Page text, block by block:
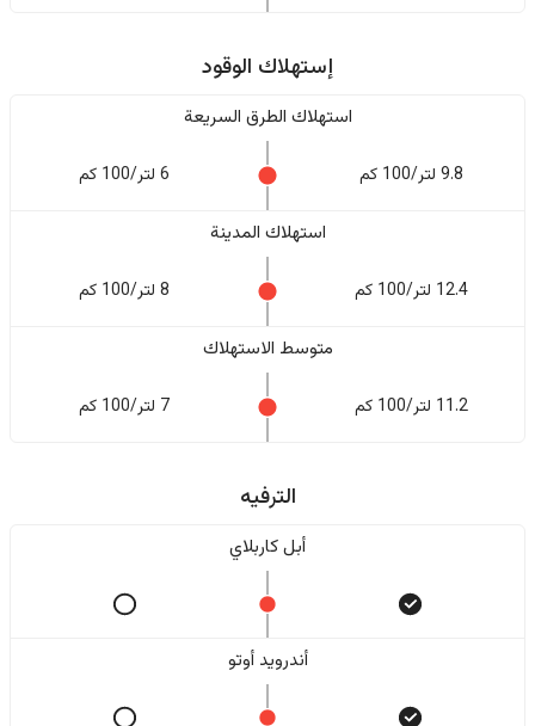
إستهلاك الوقود
استهلاك الطرق السريعة
9.8 لتر/100 كم 6 لتر/100 كم
استهلاك المدينة
12.4 لتر/100 كم 8 لتر/100 كم
متوسط الاستهلاك
11.2 لتر/100 كم 7 لتر/100 كم
الترفيه
أبل كاربلاي
أندرويد أوتو